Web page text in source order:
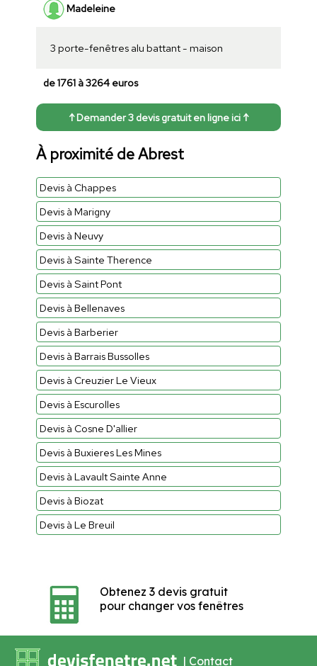
Madeleine
3 porte-fenêtres alu battant - maison
de 1761 à 3264 euros
↑ Demander 3 devis gratuit en ligne ici ↑
À proximité de Abrest
Devis à Chappes
Devis à Marigny
Devis à Neuvy
Devis à Sainte Therence
Devis à Saint Pont
Devis à Bellenaves
Devis à Barberier
Devis à Barrais Bussolles
Devis à Creuzier Le Vieux
Devis à Escurolles
Devis à Cosne D'allier
Devis à Buxieres Les Mines
Devis à Lavault Sainte Anne
Devis à Biozat
Devis à Le Breuil
Obtenez 3 devis gratuit
pour changer vos fenêtres
| Contact